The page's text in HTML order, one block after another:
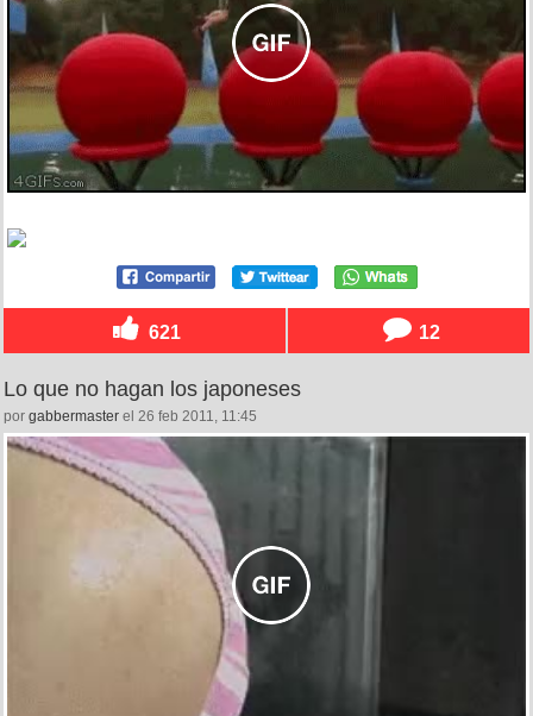
621 12
Lo que no hagan los japoneses
por gabbermaster el 26 feb 2011, 11:45